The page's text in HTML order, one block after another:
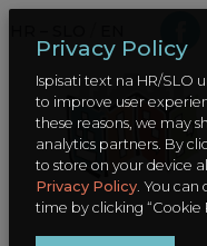
Privacy Policy
Ispisati text na HR/SLO
to improve user
these reasons, we may
analytics partners. By
to store on your device
Privacy Policy. You can
time by clicking “Cookie